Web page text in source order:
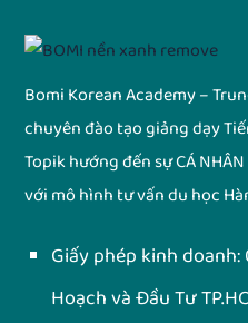
Bomi Korean Academy –
chuyên đào tạo giảng dạy
Topik hướng đến sự CÁ
với mô hình tư vấn du học
Giấy phép kinh doanh:
Hoạch và Đầu Tư